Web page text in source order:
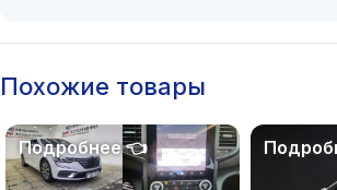
Похожие товары